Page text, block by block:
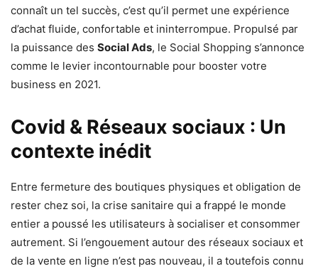
connaît un tel succès, c’est qu’il permet une expérience
d’achat fluide, confortable et ininterrompue. Propulsé par
la puissance des Social Ads, le Social Shopping s’annonce
comme le levier incontournable pour booster votre
business en 2021.
Covid & Réseaux sociaux : Un
contexte inédit
Entre fermeture des boutiques physiques et obligation de
rester chez soi, la crise sanitaire qui a frappé le monde
entier a poussé les utilisateurs à socialiser et consommer
autrement. Si l’engouement autour des réseaux sociaux et
de la vente en ligne n’est pas nouveau, il a toutefois connu